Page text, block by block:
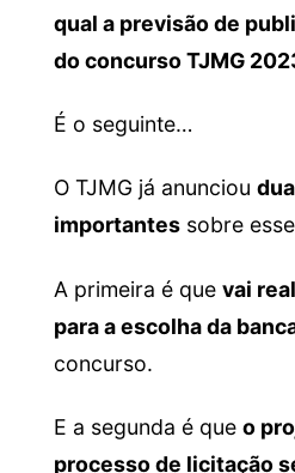
qual a previsão de
do concurso TJMG
É o seguinte…
O TJMG já anunciou
importantessobre
A primeira é que vai
para a escolha da
concurso.
E a segunda é que o
processo de licitação